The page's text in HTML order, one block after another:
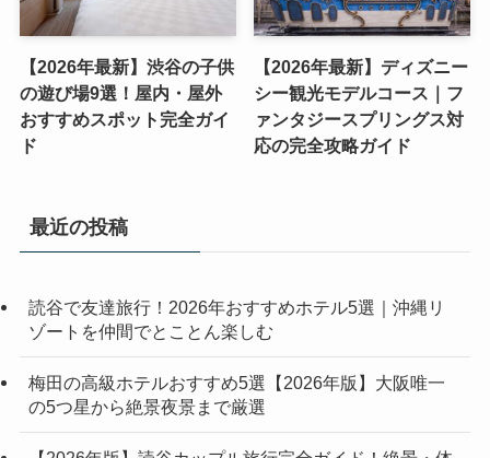
【2026年最新】渋谷の子供
の遊び場9選！屋内・屋外
おすすめスポット完全ガイ
ド
【2026年最新】ディズニー
シー観光モデルコース｜フ
ァンタジースプリングス対
応の完全攻略ガイド
最近の投稿
読谷で友達旅行！2026年おすすめホテル5選｜沖縄リ
ゾートを仲間でとことん楽しむ
梅田の高級ホテルおすすめ5選【2026年版】大阪唯一
の5つ星から絶景夜景まで厳選